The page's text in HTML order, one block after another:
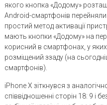
якого кнопка «Додому»
Android-смартфонів
простий метод активації
мають кнопки «Додому» на
корисний в смартфонах, у яких
розміщений ззаду (на
смартфонів).
iPhone X зіткнувся з
співвідношенні сторін 18: 9 і